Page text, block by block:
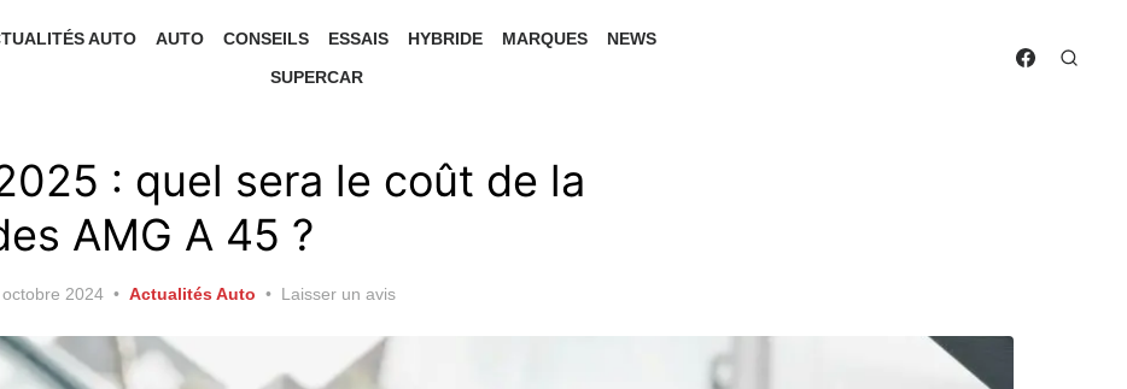
AUTO AUTO CONSEILS ESSAIS HYBRIDE MARQUES
NEWS
SUPERCAR
: quel sera le coût de la
AMG A 45 ?
octobre 2024 Actualités Auto Laisser un avis